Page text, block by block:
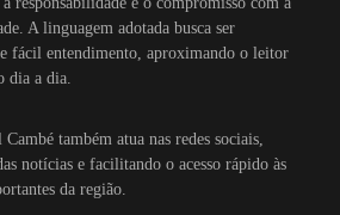
A linguagem adotada busca ser
fácil entendimento, aproximando o leitor
dia a dia.
também atua nas redes sociais,
notícias e facilitando o acesso rápido às
da região.